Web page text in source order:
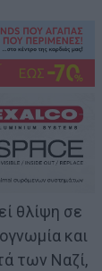
θλίψη σε
και
των Ναζί,